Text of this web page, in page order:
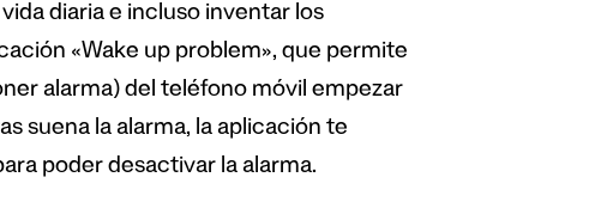
diaria e incluso inventar los
«Wake up problem», que permite
alarma) del teléfono móvil empezar
suena la alarma, la aplicación te
poder desactivar la alarma.